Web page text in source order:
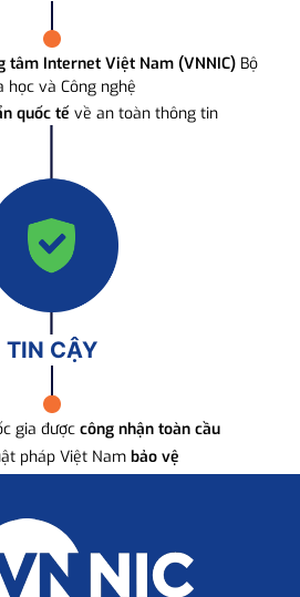
tâm Internet Việt Nam (VNNIC) Bộ
học và Công nghệ
quốc tế về an toàn thông tin
TIN CẬY
gia được công nhận toàn cầu
pháp Việt Nam bảo vệ